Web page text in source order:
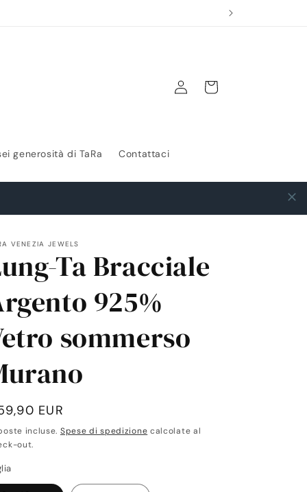
generosità di TaRa Contattaci
Accedi Carrello
VENEZIA JEWELS
Ta Bracciale
925%
sommerso
EUR
incluse. Spese di spedizione calcolate al
out.